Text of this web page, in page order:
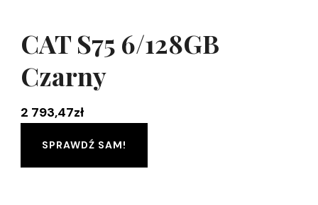
CAT S75 6/128GB
Czarny
2 793,47zł
SPRAWDŹ SAM!